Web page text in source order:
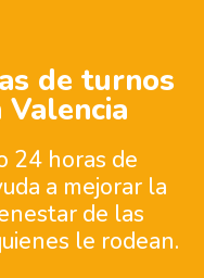
de turnos
24 horas de
a mejorar la
de las
le rodean.